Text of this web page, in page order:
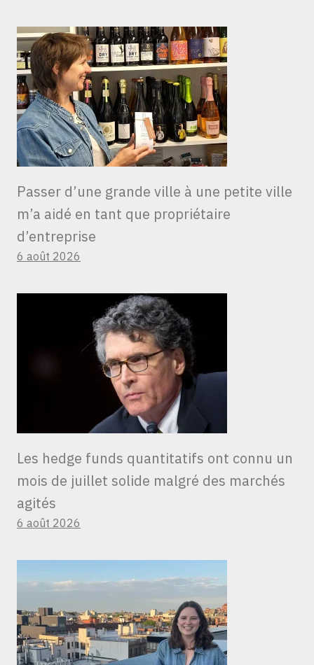
Passer d’une grande ville à une petite ville
m’a aidé en tant que propriétaire
d’entreprise
6 août 2026
Les hedge funds quantitatifs ont connu un
mois de juillet solide malgré des marchés
agités
6 août 2026